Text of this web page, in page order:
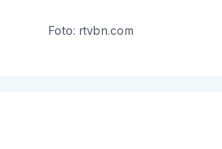
Foto: rtvbn.com